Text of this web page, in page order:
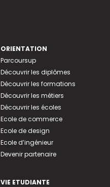
ORIENTATION
Parcoursup
Découvrir les diplômes
Découvrir les formations
Découvrir les métiers
Découvrir les écoles
Ecole de commerce
Ecole de design
Ecole d’ingénieur
Devenir partenaire
VIE ETUDIANTE